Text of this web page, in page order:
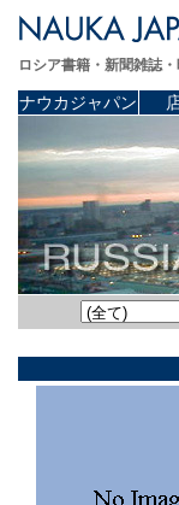
ロシア書籍・新聞雑誌
ナウカジャパン